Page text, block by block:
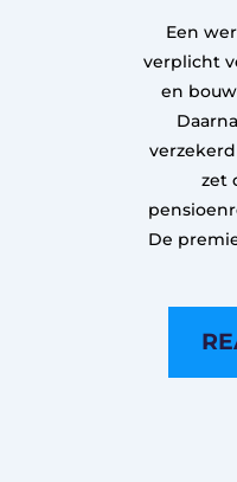
Een
verplicht
en
zet
De